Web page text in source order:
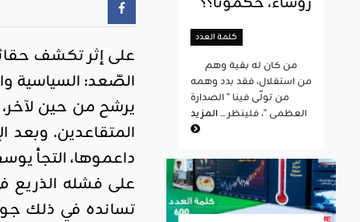
على إثر تكشف
الصّعد: السياسية
يرشح من حين لآخر،
على فشله الذريع
كلمة العدد
من استقلال، فقد بدد وهمه
من تولّى فينا " الصدارة
العظمى "، فلينظر ...المزيد